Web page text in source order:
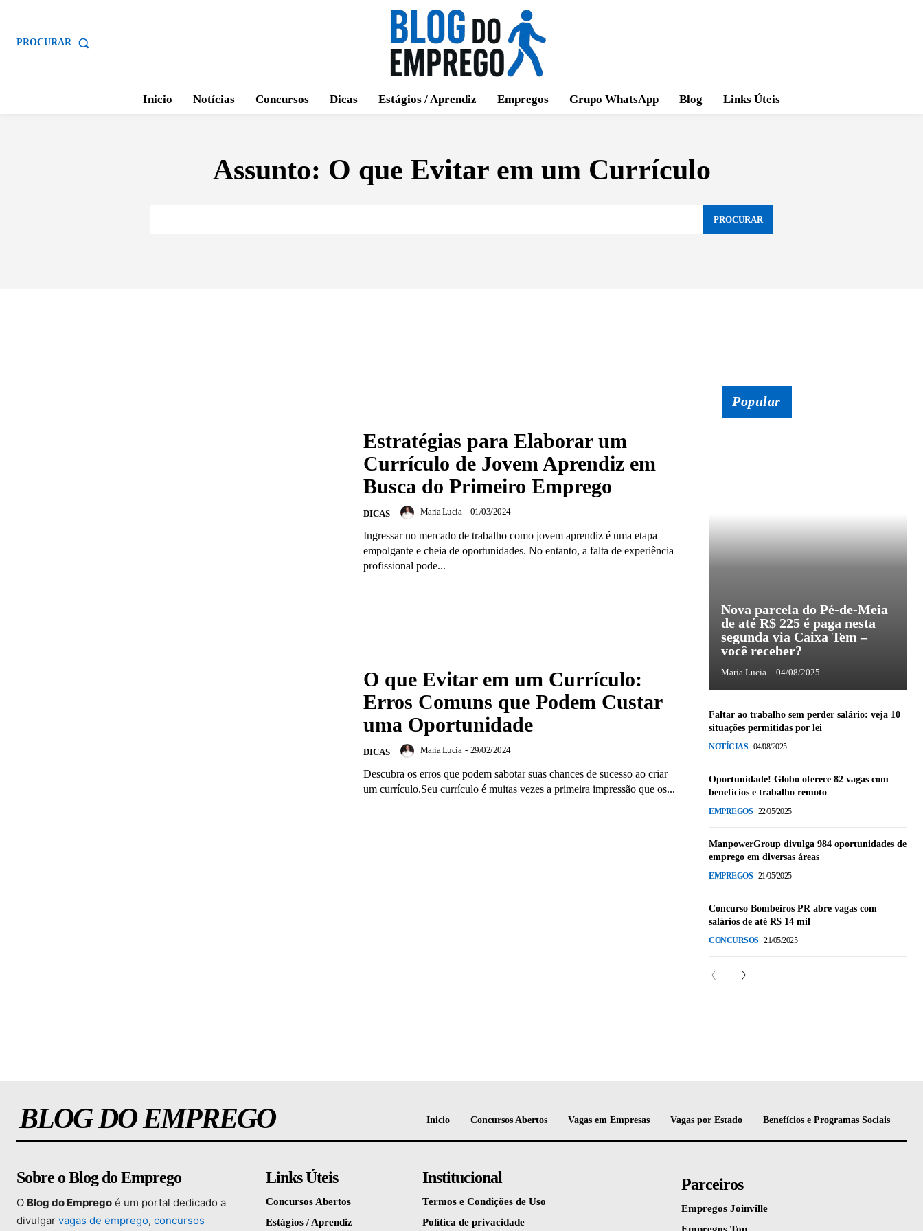
PROCURAR
Inicio Notícias Concursos Dicas Estágios / Aprendiz Empregos Grupo WhatsApp Blog Links Úteis
Assunto: O que Evitar em um Currículo
PROCURAR
Estratégias para Elaborar um
Currículo de Jovem Aprendiz em
Busca do Primeiro Emprego
DICAS Maria Lucia - 01/03/2024
Ingressar no mercado de trabalho como jovem aprendiz é uma etapa
empolgante e cheia de oportunidades. No entanto, a falta de experiência
profissional pode...
O que Evitar em um Currículo:
Erros Comuns que Podem Custar
uma Oportunidade
DICAS Maria Lucia - 29/02/2024
Descubra os erros que podem sabotar suas chances de sucesso ao criar
um currículo.Seu currículo é muitas vezes a primeira impressão que os...
Popular
Nova parcela do Pé-de-Meia
de até R$ 225 é paga nesta
segunda via Caixa Tem –
você receber?
Maria Lucia - 04/08/2025
Faltar ao trabalho sem perder salário: veja 10
situações permitidas por lei
NOTÍCIAS 04/08/2025
Oportunidade! Globo oferece 82 vagas com
benefícios e trabalho remoto
EMPREGOS 22/05/2025
ManpowerGroup divulga 984 oportunidades de
emprego em diversas áreas
EMPREGOS 21/05/2025
Concurso Bombeiros PR abre vagas com
salários de até R$ 14 mil
CONCURSOS 21/05/2025
BLOG DO EMPREGO Inicio Concursos Abertos Vagas em Empresas Vagas por Estado Benefícios e Programas Sociais
Sobre o Blog do Emprego
O Blog do Emprego é um portal dedicado a
divulgar vagas de emprego, concursos
Links Úteis
Concursos Abertos
Estágios / Aprendiz
Institucional
Termos e Condições de Uso
Política de privacidade
Parceiros
Empregos Joinville
Empregos Top